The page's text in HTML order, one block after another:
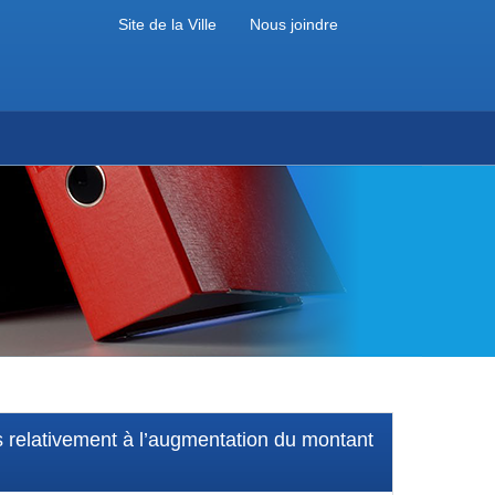
Nous joindre
Site de la Ville
à l’augmentation du montant